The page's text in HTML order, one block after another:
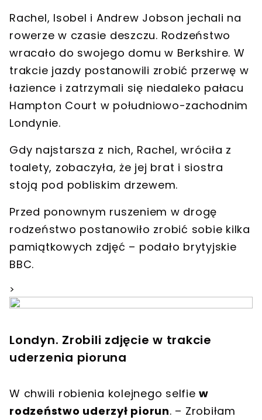
Rachel, Isobel i Andrew Jobson jechali na
rowerze w czasie deszczu. Rodzeństwo
wracało do swojego domu w Berkshire. W
trakcie jazdy postanowili zrobić przerwę w
łazience i zatrzymali się niedaleko pałacu
Hampton Court w południowo-zachodnim
Londynie.
Gdy najstarsza z nich, Rachel, wróciła z
toalety, zobaczyła, że jej brat i siostra
stoją pod pobliskim drzewem.
Przed ponownym ruszeniem w drogę
rodzeństwo postanowiło zrobić sobie kilka
pamiątkowych zdjęć – podało brytyjskie
BBC.
>
Londyn. Zrobili zdjęcie w trakcie
uderzenia pioruna
W chwili robienia kolejnego selfiew
rodzeństwo uderzył piorun. – Zrobiłam